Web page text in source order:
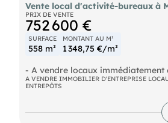
Vente local d'activité-bureaux à
PRIX DE VENTE
752 600 €
SURFACE
558 m²
MONTANT AU M²
1 348,75 €/m²
- A vendre locaux immédiatement
excellent état, offrant une
bureaux / stockage idéale pour
logistique légère, atelier R&D ou
Bâtiment indépendant, visibilité
A VENDRE IMMOBILIER D'ENTREPRISE
ENTREPÔTS